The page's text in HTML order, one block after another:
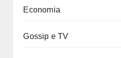
Economia
Gossip e TV